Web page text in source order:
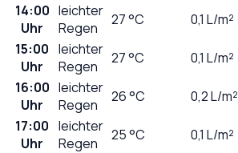
14:00
Uhr
leichter
Regen
27°C 0,1 L/m²
15:00
Uhr
leichter
Regen
27°C 0,1 L/m²
16:00
Uhr
leichter
Regen
26°C 0,2L/m²
17:00
Uhr
leichter
Regen
25°C 0,1 L/m²